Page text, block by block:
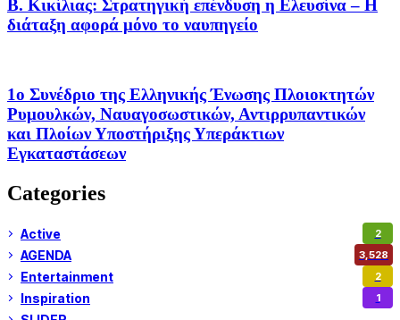
Β. Κικίλιας: Στρατηγική επένδυση η Ελευσίνα – Η
διάταξη αφορά μόνο το ναυπηγείο
1ο Συνέδριο της Ελληνικής Ένωσης Πλοιοκτητών
Ρυμουλκών, Ναυαγοσωστικών, Αντιρρυπαντικών
και Πλοίων Υποστήριξης Υπεράκτιων
Εγκαταστάσεων
Categories
Active 2
AGENDA 3,528
Entertainment 2
Inspiration 1